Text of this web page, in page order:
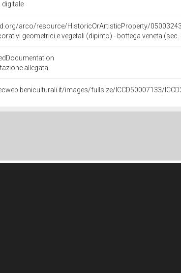
arco/resource/HistoricOrArtisticProperty/
geometrici e vegetali (dipinto) - bottega veneta (sec.
allegata
images/fullsize/ICCD50007133/